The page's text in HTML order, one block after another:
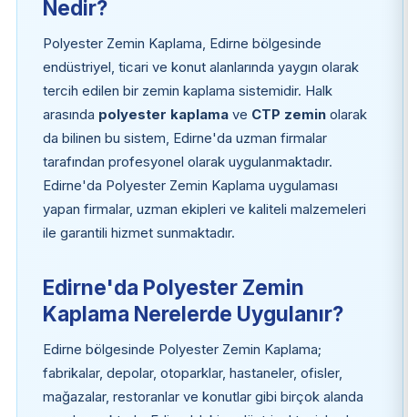
Nedir?
Polyester Zemin Kaplama, Edirne bölgesinde
endüstriyel, ticari ve konut alanlarında yaygın olarak
tercih edilen bir zemin kaplama sistemidir. Halk
arasında polyester kaplamave CTP zeminolarak
da bilinen bu sistem, Edirne'da uzman firmalar
tarafından profesyonel olarak uygulanmaktadır.
Edirne'da Polyester Zemin Kaplama uygulaması
yapan firmalar, uzman ekipleri ve kaliteli malzemeleri
ile garantili hizmet sunmaktadır.
Edirne'da Polyester Zemin
Kaplama Nerelerde Uygulanır?
Edirne bölgesinde Polyester Zemin Kaplama;
fabrikalar, depolar, otoparklar, hastaneler, ofisler,
mağazalar, restoranlar ve konutlar gibi birçok alanda